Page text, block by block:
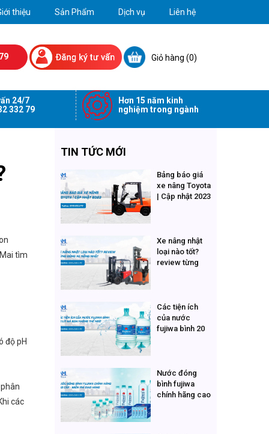
thiệu Sản Phẩm Dịch vụ Liên hệ
Giỏ hàng (0)
24/7
332 79
Hơn 15 năm kinh
nghiệm trong ngành
tìm
độ pH
các
TIN TỨC MỚI
Bảng báo giá
xe nâng Toyota
| Cập nhật 2023
Xe nâng nhật
loại nào tốt?
review từng
Các tiện ích
của nước
fujiwa bình 20
Nước đóng
bình fujiwa
chính hãng cao